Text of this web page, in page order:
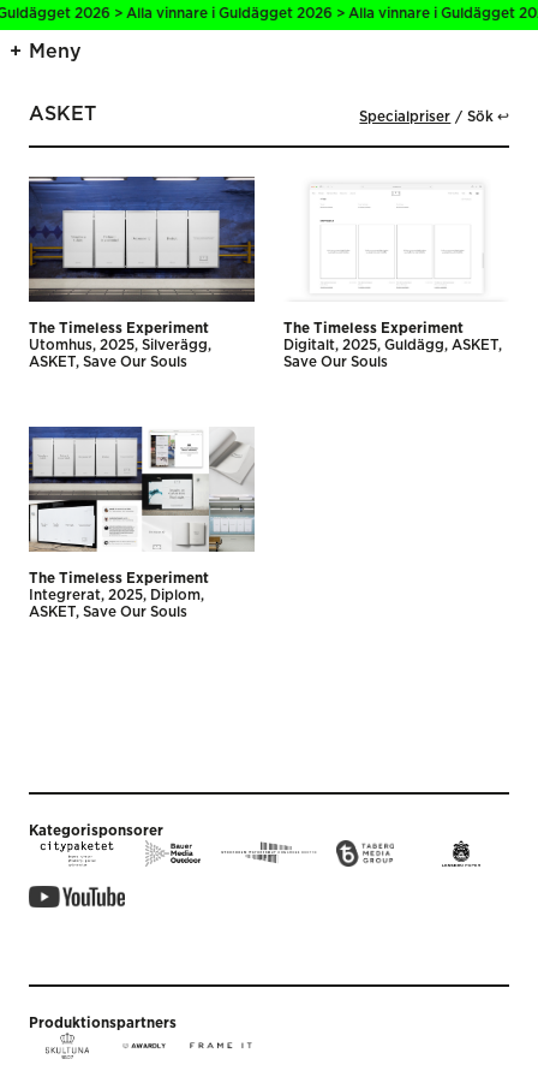
2026 > Alla vinnare i Guldägget 2026 > Alla vinnare i Guldägget
Meny
ASKET Specialpriser Sök ↩
The Timeless Experiment
Utomhus 2025 Silverägg
ASKET Save Our Souls
The Timeless Experiment
Digitalt 2025 Guldägg
ASKET
Save Our Souls
The Timeless Experiment
Integrerat 2025
Diplom
ASKET Save Our Souls
Kategorisponsorer
Produktionspartners